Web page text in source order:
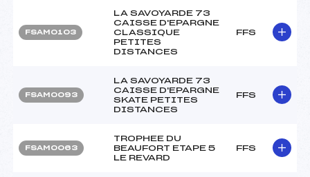
FSAM0103
LA SAVOYARDE 73
CAISSE D'EPARGNE
CLASSIQUE
PETITES
DISTANCES
FFS
FSAM0093
LA SAVOYARDE 73
CAISSE D'EPARGNE
SKATE PETITES
DISTANCES
FFS
FSAM0063
TROPHEE DU
BEAUFORT ETAPE 5
LE REVARD
FFS